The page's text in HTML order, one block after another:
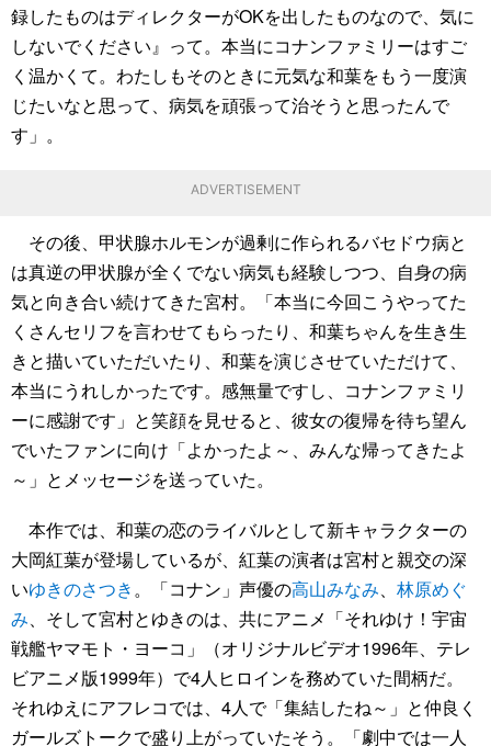
録したものはディレクターがOKを出したものなので、気に
しないでください』って。本当にコナンファミリーはすご
く温かくて。わたしもそのときに元気な和葉をもう一度演
じたいなと思って、病気を頑張って治そうと思ったんで
す」。
ADVERTISEMENT
その後、甲状腺ホルモンが過剰に作られるバセドウ病と
は真逆の甲状腺が全くでない病気も経験しつつ、自身の病
気と向き合い続けてきた宮村。「本当に今回こうやってた
くさんセリフを言わせてもらったり、和葉ちゃんを生き生
きと描いていただいたり、和葉を演じさせていただけて、
本当にうれしかったです。感無量ですし、コナンファミリ
ーに感謝です」と笑顔を見せると、彼女の復帰を待ち望ん
でいたファンに向け「よかったよ～、みんな帰ってきたよ
～」とメッセージを送っていた。
本作では、和葉の恋のライバルとして新キャラクターの
大岡紅葉が登場しているが、紅葉の演者は宮村と親交の深
いゆきのさつき。「コナン」声優の高山みなみ、 林原めぐ
み、そして宮村とゆきのは、共にアニメ「それゆけ！宇宙
戦艦ヤマモト・ヨーコ」（オリジナルビデオ1996年、テレ
ビアニメ版1999年）で4人ヒロインを務めていた間柄だ。
それゆえにアフレコでは、4人で「集結したね～」と仲良く
ガールズトークで盛り上がっていたそう。「劇中では一人